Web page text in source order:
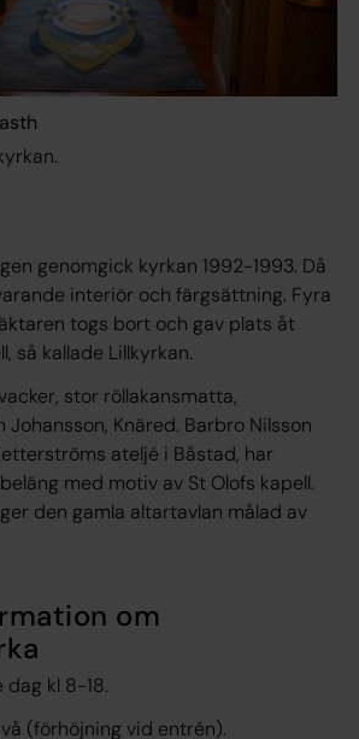
genomgick kyrkan 1992-1993. Då
interiör och färgsättning. Fyra
togs bort och gav plats åt
så kallade Lillkyrkan.
stor röllakansmatta,
Knäred. Barbro Nilsson
ateljé i Båstad, har
med motiv av St Olofs kapell.
den gamla altartavlan målad av
om
kl 8-18.
(förhöjning vid entrén).